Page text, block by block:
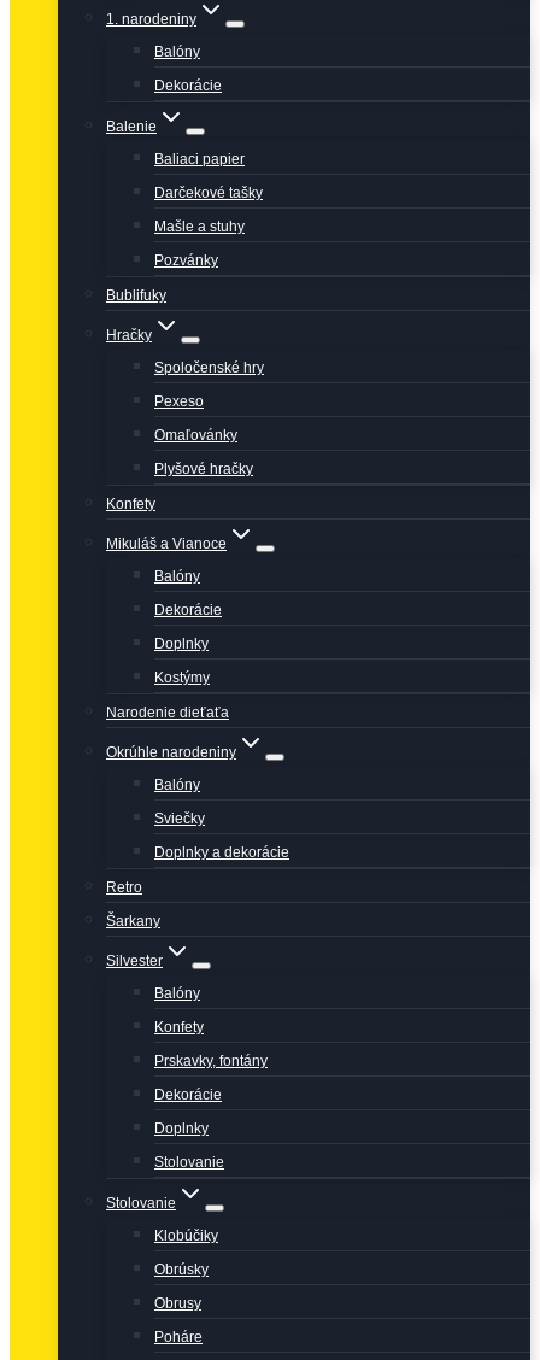
1. narodeniny
Balóny
Dekorácie
Balenie
Baliaci papier
Darčekové tašky
Mašle a stuhy
Pozvánky
Bublifuky
Hračky
Spoločenské hry
Pexeso
Omaľovánky
Plyšové hračky
Konfety
Mikuláš a Vianoce
Balóny
Dekorácie
Doplnky
Kostýmy
Narodenie dieťaťa
Okrúhle narodeniny
Balóny
Sviečky
Doplnky a dekorácie
Retro
Šarkany
Silvester
Balóny
Konfety
Prskavky, fontány
Dekorácie
Doplnky
Stolovanie
Stolovanie
Klobúčiky
Obrúsky
Obrusy
Poháre